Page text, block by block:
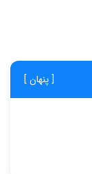
[ پنهان ]